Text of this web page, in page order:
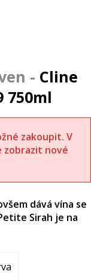
Cline
750ml
zakoupit. V
zobrazit nové
dává vína se
Sirah je na